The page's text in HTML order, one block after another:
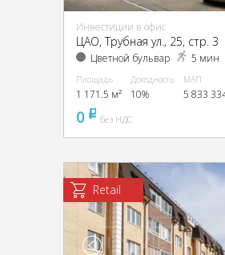
Инвестиции в офис
ЦАО, Трубная ул., 25, стр. 3
Цветной бульвар 5 мин
Площадь
1 171.5 м²
Доходность
10%
МАП
5 833
0 pуббез НДС
Retail